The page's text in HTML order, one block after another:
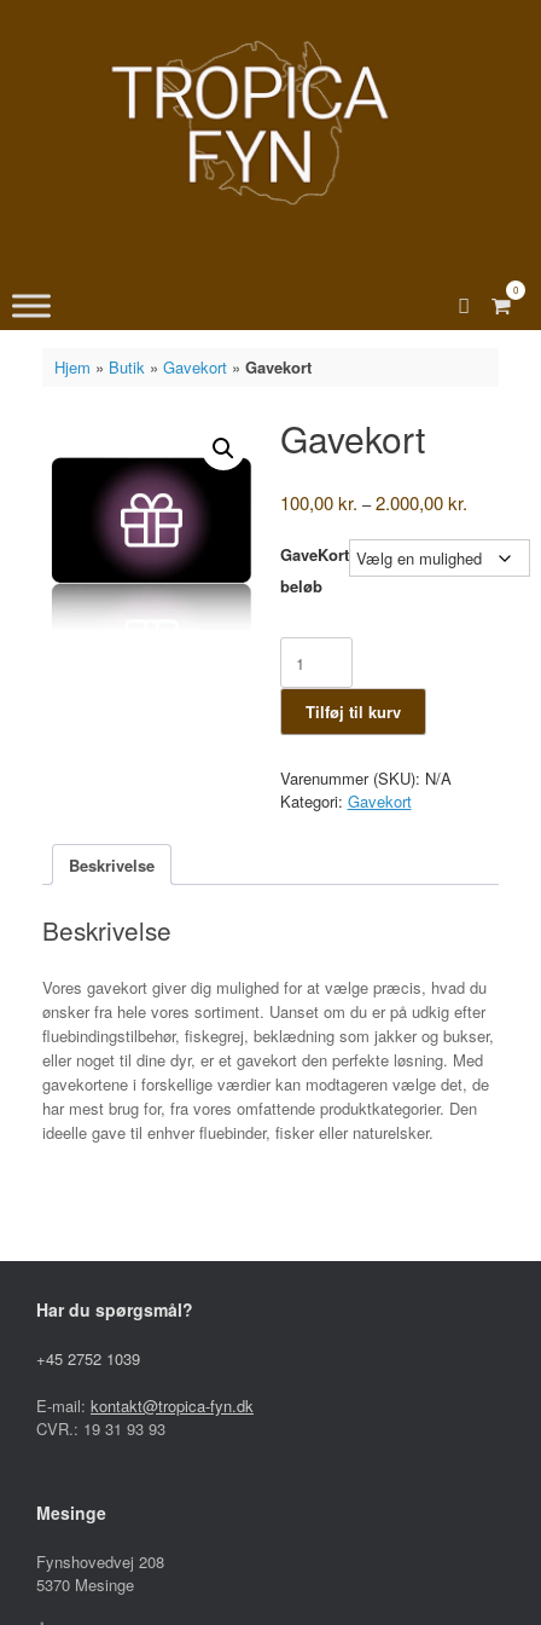
View
0
Hjem » Butik» Gavekort» Gavekort
Gavekort
100,00kr. – 2.000,00kr.
til
2.000,00
GaveKort
beløb
antal
Tilføj til kurv
Varenummer (SKU): N/A
Kategori: Gavekort
Beskrivelse
Beskrivelse
Vores gavekort giver dig mulighed for at vælge præcis, hvad du
ønsker fra hele vores sortiment. Uanset om du er på udkig efter
fluebindingstilbehør, fiskegrej, beklædning som jakker og bukser,
eller noget til dine dyr, er et gavekort den perfekte løsning. Med
gavekortene i forskellige værdier kan modtageren vælge det, de
har mest brug for, fra vores omfattende produktkategorier. Den
ideelle gave til enhver fluebinder, fisker eller naturelsker.
Har du spørgsmål?
+45 2752 1039
E-mail: kontakt@tropica-fyn.dk
CVR.: 19 31 93 93
Mesinge
Fynshovedvej 208
5370 Mesinge